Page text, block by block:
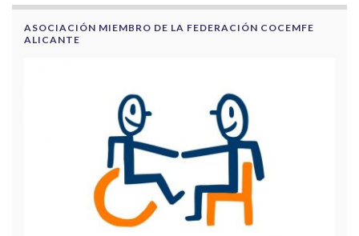
ASOCIACIÓN MIEMBRO DE LA FEDERACIÓN COCEMFE
ALICANTE